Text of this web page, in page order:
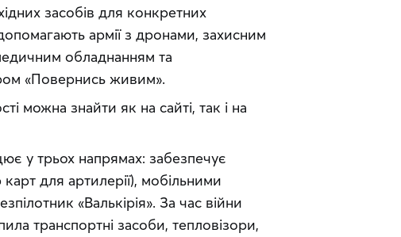
засобів для конкретних
армії з дронами, захисним
обладнанням та
«Повернись живим».
можна знайти як на сайті, так і на
у трьох напрямах: забезпечує
для артилерії), мобільними
«Валькірія». За час війни
транспортні засоби, тепловізори,